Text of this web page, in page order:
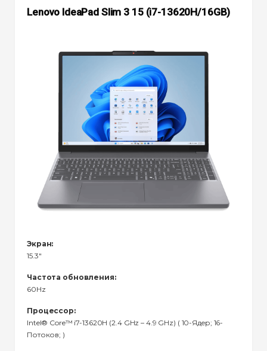
Lenovo IdeaPad Slim 3 15 (i7-13620H/16GB)
Экран:
15.3"
Частота обновления:
60Hz
Процессор:
Intel® Core™ i7-13620H (2.4 GHz – 4.9 GHz) ( 10-Ядeр; 16-
Потоков; )